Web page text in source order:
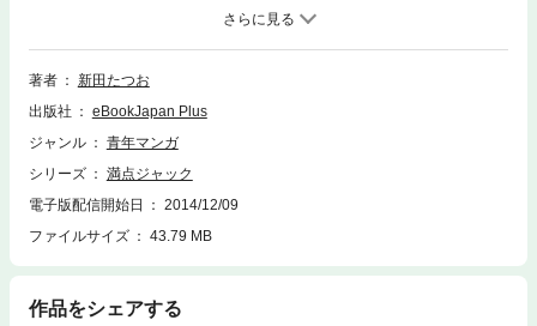
家庭教師を頼まれた東大は、そのドラ息子を叩きのめす。だが、その息子
は暴走族のリーダーで、東大に殴られた仕返しに仲間を集合させ、襲いか
かる…！
著者
新田たつお
出版社
eBookJapan Plus
ジャンル
青年マンガ
シリーズ
満点ジャック
電子版配信開始日
2014/12/09
ファイルサイズ
43.79 MB
作品をシェアする